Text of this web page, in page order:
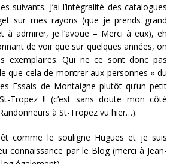
suivants. J’ai l’intégralité des catalogues
sur mes rayons (que je prends grand
à admirer, je l’avoue – Merci à eux), eh
de voir que sur quelques années, on
exemplaires. Qui ne ce sont donc pas
que cela de montrer aux personnes « du
Essais de Montaigne plutôt qu’un petit
Tropez !! (c’est sans doute mon côté
à St-Tropez vu hier…).
comme le souligne Hugues et je suis
connaissance par le Blog (merci à Jean-